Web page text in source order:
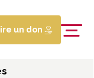
un don